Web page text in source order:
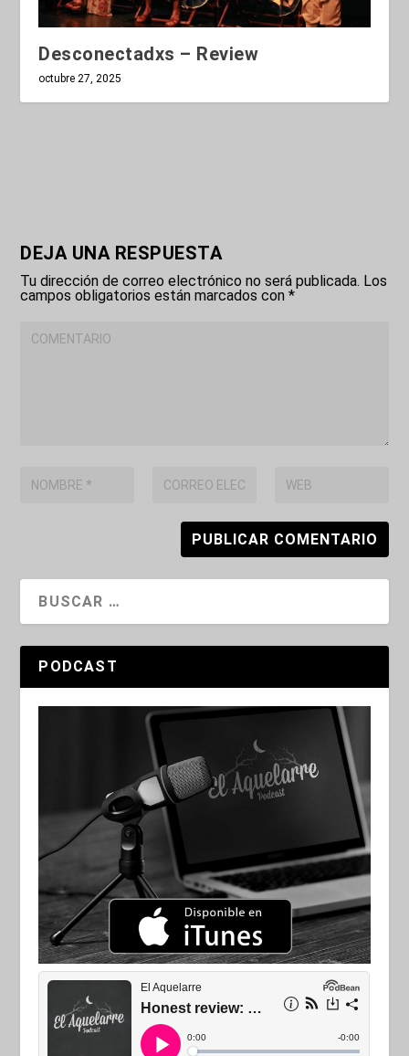
Desconectadxs – Review
octubre 27, 2025
DEJA UNA RESPUESTA
Tu dirección de correo electrónico no será publicada. Los
campos obligatorios están marcados con*
PODCAST